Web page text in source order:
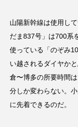
山陽新幹線は使用し
だま837号」は700系
使っている「のぞみ
い越されるダイヤか
倉〜博多の所要時間
分しか変わらない。
に先着できるのだ。